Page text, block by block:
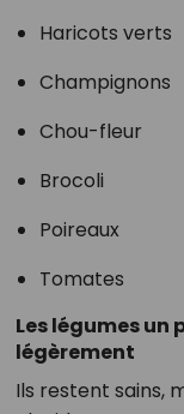
Haricots verts
Champignons
Chou-fleur
Brocoli
Poireaux
Tomates
Les légumes un
légèrement
Ils restent sains,